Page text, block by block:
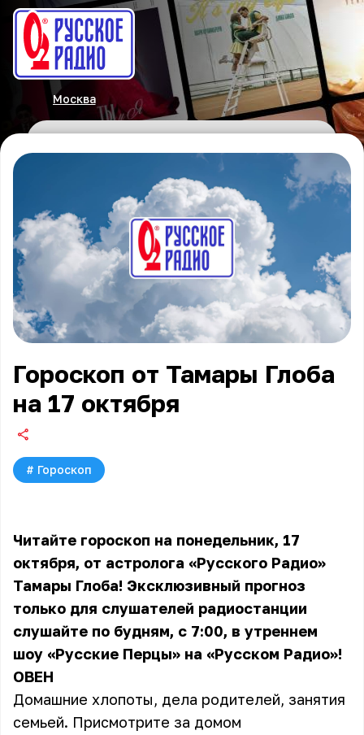
Москва
Гороскоп от Тамары Глоба
на 17 октября
# Гороскоп
Читайте гороскоп на понедельник, 17
октября, от астролога «Русского Радио»
Тамары Глоба! Эксклюзивный прогноз
только для слушателей радиостанции
слушайте по будням, с 7:00, в утреннем
шоу «Русские Перцы» на «Русском Радио»!
ОВЕН
Домашние хлопоты, дела родителей, занятия
семьей. Присмотрите за домом